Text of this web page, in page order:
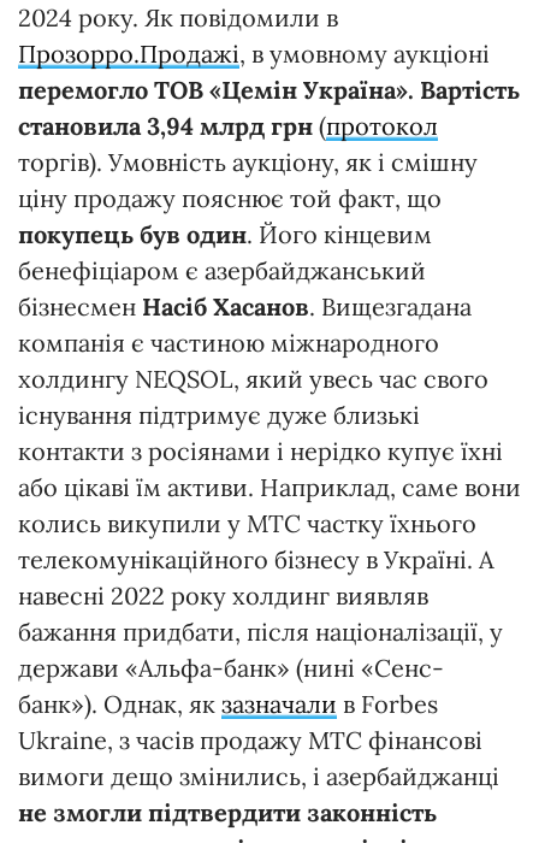
2024 року. Як повідомили в
Прозорро.Продажі, в умовному аукціоні
перемогло ТОВ «Цемін Україна». Вартість
становила 3,94 млрд грн (протокол
торгів). Умовність аукціону, як і смішну
ціну продажу пояснює той факт, що
покупець був один. Його кінцевим
бенефіціаром є азербайджанський
бізнесмен Насіб Хасанов. Вищезгадана
компанія є частиною міжнародного
холдингу NEQSOL, який увесь час свого
існування підтримує дуже близькі
контакти з росіянами і нерідко купує їхні
або цікаві їм активи. Наприклад, саме вони
колись викупили у МТС частку їхнього
телекомунікаційного бізнесу в Україні. А
навесні 2022 року холдинг виявляв
бажання придбати, після націоналізації, у
держави «Альфа-банк» (нині «Сенс-
банк»). Однак, як зазначали в Forbes
Ukraine, з часів продажу МТС фінансові
вимоги дещо змінились, і азербайджанці
не змогли підтвердити законність